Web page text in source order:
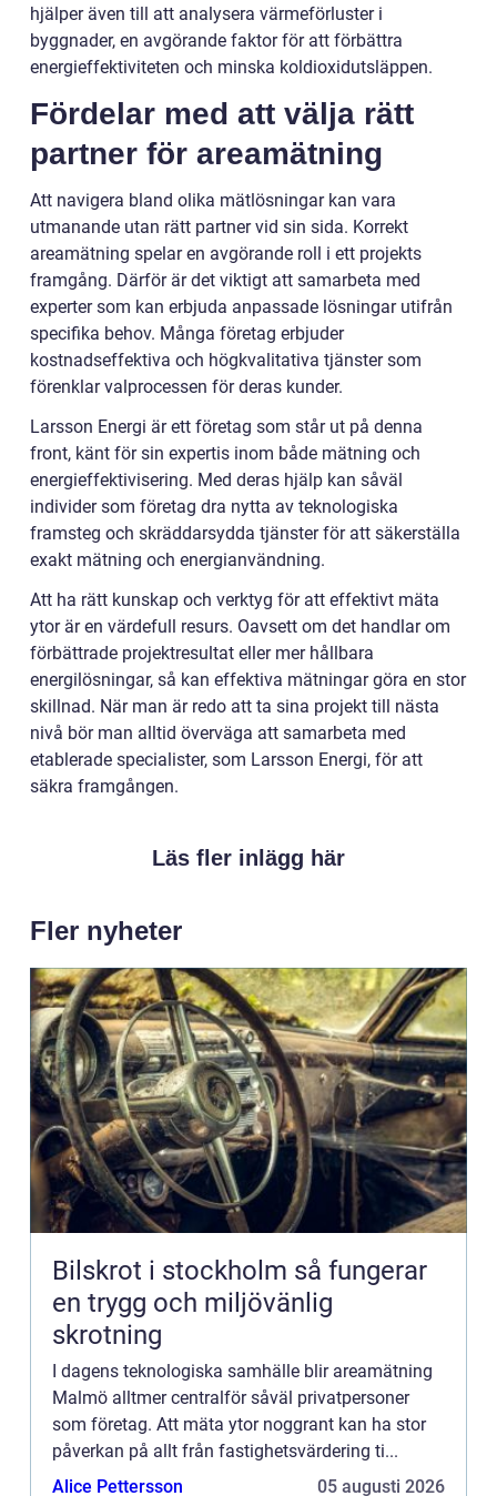
hjälper även till att analysera värmeförluster i
byggnader, en avgörande faktor för att förbättra
energieffektiviteten och minska koldioxidutsläppen.
Fördelar med att välja rätt
partner för areamätning
Att navigera bland olika mätlösningar kan vara
utmanande utan rätt partner vid sin sida. Korrekt
areamätning spelar en avgörande roll i ett projekts
framgång. Därför är det viktigt att samarbeta med
experter som kan erbjuda anpassade lösningar utifrån
specifika behov. Många företag erbjuder
kostnadseffektiva och högkvalitativa tjänster som
förenklar valprocessen för deras kunder.
Larsson Energi är ett företag som står ut på denna
front, känt för sin expertis inom både mätning och
energieffektivisering. Med deras hjälp kan såväl
individer som företag dra nytta av teknologiska
framsteg och skräddarsydda tjänster för att säkerställa
exakt mätning och energianvändning.
Att ha rätt kunskap och verktyg för att effektivt mäta
ytor är en värdefull resurs. Oavsett om det handlar om
förbättrade projektresultat eller mer hållbara
energilösningar, så kan effektiva mätningar göra en stor
skillnad. När man är redo att ta sina projekt till nästa
nivå bör man alltid överväga att samarbeta med
etablerade specialister, som Larsson Energi, för att
säkra framgången.
Läs fler inlägg här
Fler nyheter
Bilskrot i stockholm så fungerar
en trygg och miljövänlig
skrotning
I dagens teknologiska samhälle blir areamätning
Malmö alltmer centralför såväl privatpersoner
som företag. Att mäta ytor noggrant kan ha stor
påverkan på allt från fastighetsvärdering ti...
Alice Pettersson
05 augusti 2026